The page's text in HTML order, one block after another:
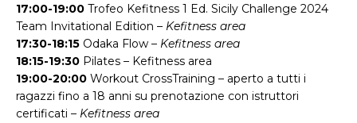
17:00-19:00 Trofeo Kefitness 1 Ed. Sicily Challenge 2024
Team Invitational Edition – Kefitness area
17:30-18:15 Odaka Flow – Kefitness area
18:15-19:30 Pilates – Kefitness area
19:00-20:00 Workout CrossTraining – aperto a tutti i
ragazzi fino a 18 anni su prenotazione con istruttori
certificati – Kefitness area